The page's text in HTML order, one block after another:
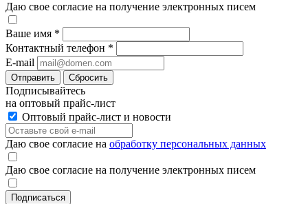
Даю свое согласие на получение электронных писем
Ваше имя *
Контактный телефон *
E-mail
Отправить Сбросить
Подписывайтесь
на оптовый прайс-лист
Оптовый прайс-лист и новости
Даю свое согласие на обработку персональных данных
Даю свое согласие на получение электронных писем